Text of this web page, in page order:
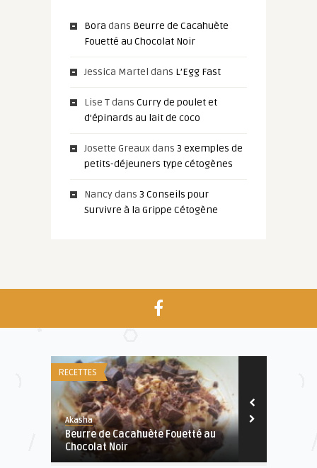
Bora dans Beurre de Cacahuète
Fouetté au Chocolat Noir
Jessica Martel dans L’Egg Fast
Lise Tdans Curry de poulet et
d’épinards au lait de coco
Josette Greauxdans 3 exemples de
petits-déjeuners type cétogènes
Nancydans 3 Conseils pour
Survivre à la Grippe Cétogène
RECETTES
Akasha
Beurre de Cacahuète Fouetté au
Chocolat Noir